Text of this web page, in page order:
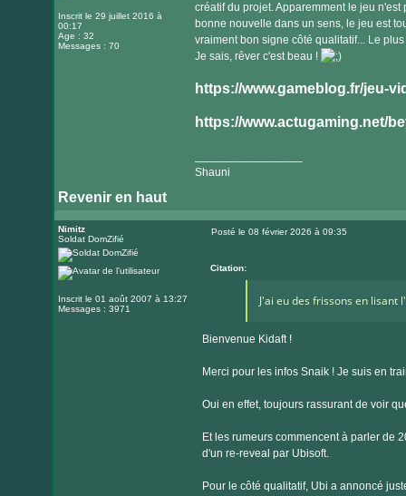
Inscrit le 29 juillet 2016 à
00:17
Age : 32
Messages : 70
créatif du projet. Apparemment le jeu
bonne nouvelle dans un sens, le jeu est
vraiment bon signe côté qualitatif... Le
Je sais, rêver c'est beau !
https://www.gameblog.fr/jeu-
https://www.actugaming.net/
Shauni
Revenir en haut
Nimitz
Soldat DomZifié
Inscrit le 01 août 2007 à 13:27
Messages : 3971
Posté le 08 février 2026 à 09:35
Citation:
J'ai eu des frissons en lisant
Bienvenue Kidaft !
Merci pour les infos Snaik ! Je suis en
Oui en effet, toujours rassurant de voir
Et les rumeurs commencent à parler de
d'un re-reveal par Ubisoft.
Pour le côté qualitatif, Ubi a annoncé